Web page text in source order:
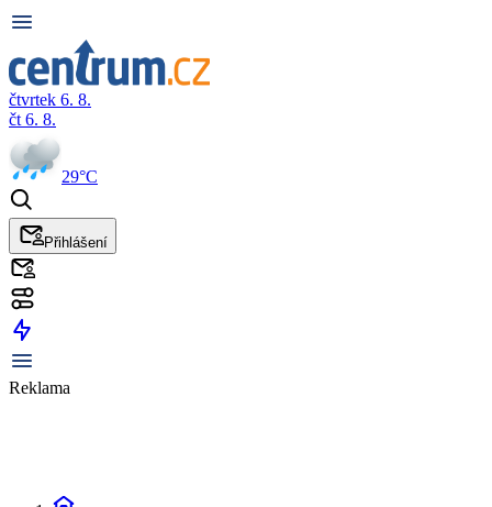
čtvrtek 6. 8.
čt 6. 8.
29°C
Přihlášení
Reklama